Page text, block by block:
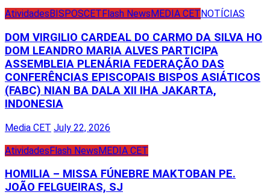
AtividadesBISPOSCETFlash NewsMEDIA CETNOTÍCIAS
DOM VIRGILIO CARDEAL DO CARMO DA SILVA HO
DOM LEANDRO MARIA ALVES PARTICIPA
ASSEMBLEIA PLENÁRIA FEDERAÇÃO DAS
CONFERÊNCIAS EPISCOPAIS BISPOS ASIÁTICOS
(FABC) NIAN BA DALA XII IHA JAKARTA,
INDONESIA
Media CET July 22, 2026
AtividadesFlash NewsMEDIA CET
HOMILIA – MISSA FÚNEBRE MAKTOBAN PE.
JOÃO FELGUEIRAS, SJ